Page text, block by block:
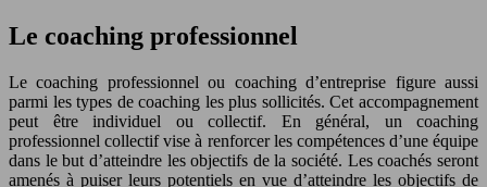
Le coaching professionnel
Le coaching professionnel ou coaching d’entreprise figure aussi
parmi les types de coaching les plus sollicités. Cet accompagnement
peut être individuel ou collectif. En général, un coaching
professionnel collectif vise à renforcer les compétences d’une équipe
dans le but d’atteindre les objectifs de la société. Les coachés seront
amenés à puiser leurs potentiels en vue d’atteindre les objectifs de